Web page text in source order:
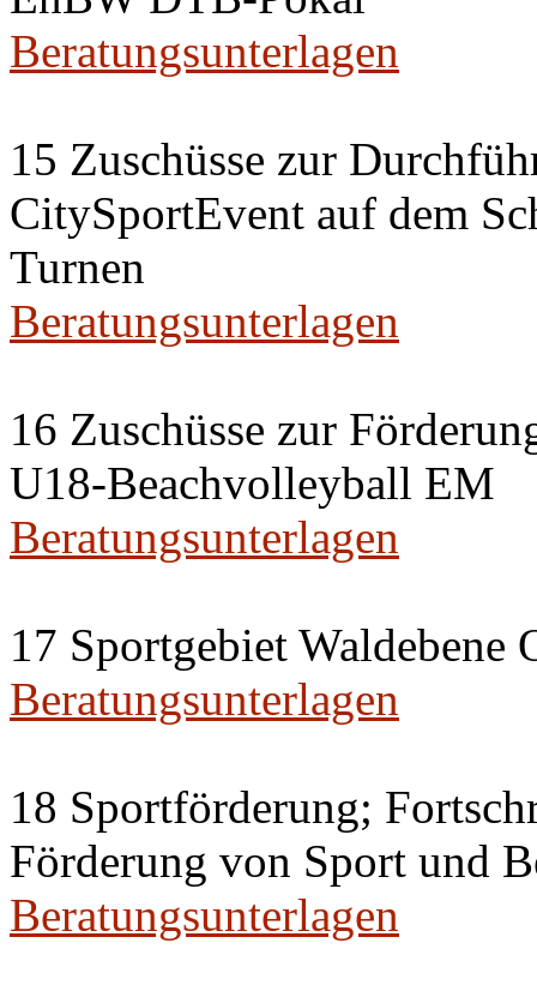
Beratungsunterlagen
15 Zuschüsse zur
CitySportEvent auf dem
Turnen
Beratungsunterlagen
16 Zuschüsse zur
U18-Beachvolleyball EM
Beratungsunterlagen
17 Sportgebiet Waldebene
Beratungsunterlagen
18 Sportförderung;
Förderung von Sport und
Beratungsunterlagen